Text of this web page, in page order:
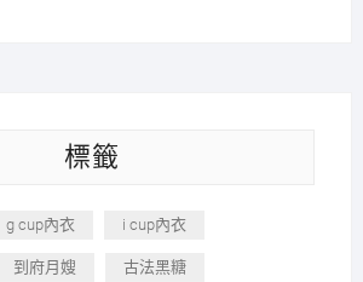
標籤
g cup內衣 i cup內衣
到府月嫂 古法黑糖